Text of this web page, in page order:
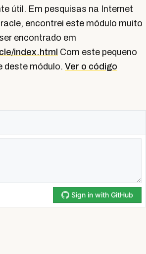
útil. Em pesquisas na Internet
encontrei este módulo muito
encontrado em
index.html Com este pequeno
deste módulo. Ver o código